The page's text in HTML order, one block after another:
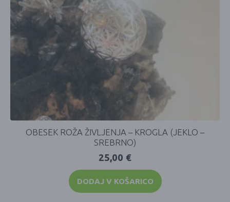
OBESEK ROŽA ŽIVLJENJA – KROGLA (JEKLO –
SREBRNO)
25,00 €
DODAJ V KOŠARICO